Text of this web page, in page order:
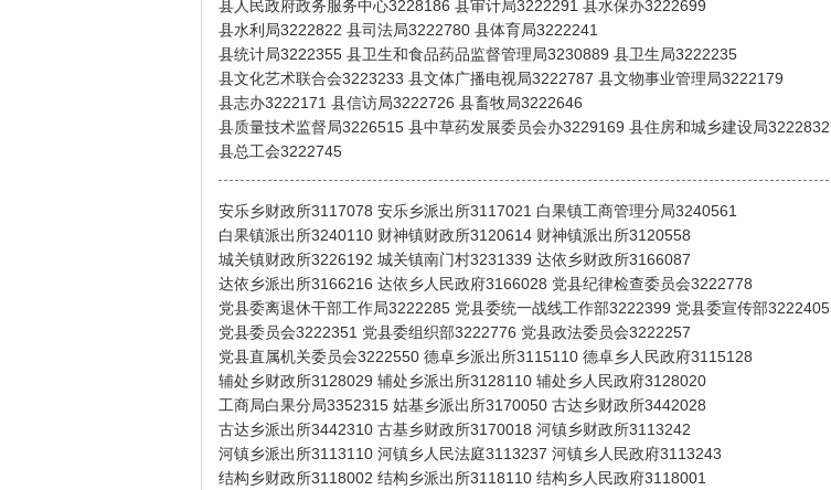
县人民政府政务服务中心3228186 县审计局3222291 县水保办3222699
县水利局3222822 县司法局3222780 县体育局3222241
县统计局3222355 县卫生和食品药品监督管理局3230889 县卫生局3222235
县文化艺术联合会3223233 县文体广播电视局3222787 县文物事业管理局3222179
县志办3222171 县信访局3222726 县畜牧局3222646
县质量技术监督局3226515 县中草药发展委员会办3229169 县住房和城乡建设局3222832
县总工会3222745
安乐乡财政所3117078 安乐乡派出所3117021 白果镇工商管理分局3240561
白果镇派出所3240110 财神镇财政所3120614 财神镇派出所3120558
城关镇财政所3226192 城关镇南门村3231339 达依乡财政所3166087
达依乡派出所3166216 达依乡人民政府3166028 党县纪律检查委员会3222778
党县委离退休干部工作局3222285 党县委统一战线工作部3222399 党县委宣传部3222405
党县委员会3222351 党县委组织部3222776 党县政法委员会3222257
党县直属机关委员会3222550 德卓乡派出所3115110 德卓乡人民政府3115128
辅处乡财政所3128029 辅处乡派出所3128110 辅处乡人民政府3128020
工商局白果分局3352315 姑基乡派出所3170050 古达乡财政所3442028
古达乡派出所3442310 古基乡财政所3170018 河镇乡财政所3113242
河镇乡派出所3113110 河镇乡人民法庭3113237 河镇乡人民政府3113243
结构乡财政所3118002 结构乡派出所3118110 结构乡人民政府3118001